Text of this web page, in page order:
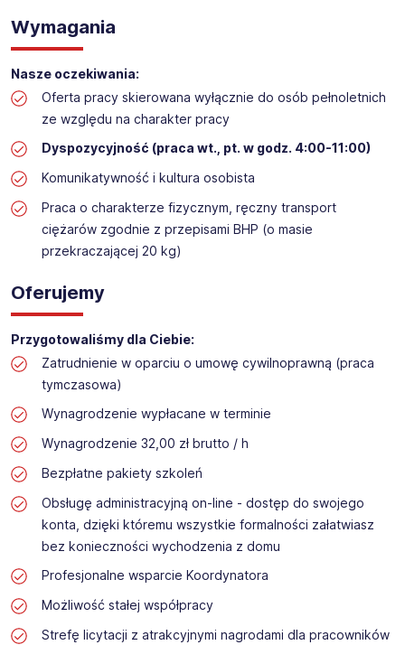
Lokalizacja: Podkowa Leśna
Wymagania
Nasze oczekiwania:
Oferta pracy skierowana wyłącznie do osób pełnoletnich
ze względu na charakter pracy
Dyspozycyjność (praca wt., pt. w godz. 4:00-11:00)
Komunikatywność i kultura osobista
Praca o charakterze fizycznym, ręczny transport
ciężarów zgodnie z przepisami BHP (o masie
przekraczającej 20 kg)
Oferujemy
Przygotowaliśmy dla Ciebie:
Zatrudnienie w oparciu o umowę cywilnoprawną (praca
tymczasowa)
Wynagrodzenie wypłacane w terminie
Wynagrodzenie 32,00 zł brutto / h
Bezpłatne pakiety szkoleń
Obsługę administracyjną on-line - dostęp do swojego
konta, dzięki któremu wszystkie formalności załatwiasz
bez konieczności wychodzenia z domu
Profesjonalne wsparcie Koordynatora
Możliwość stałej współpracy
Strefę licytacji z atrakcyjnymi nagrodami dla pracowników